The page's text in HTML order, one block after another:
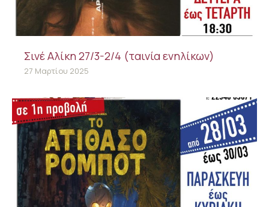
Σινέ Αλίκη 27/3-2/4 (ταινία ενηλίκων)
27 Μαρτίου 2025